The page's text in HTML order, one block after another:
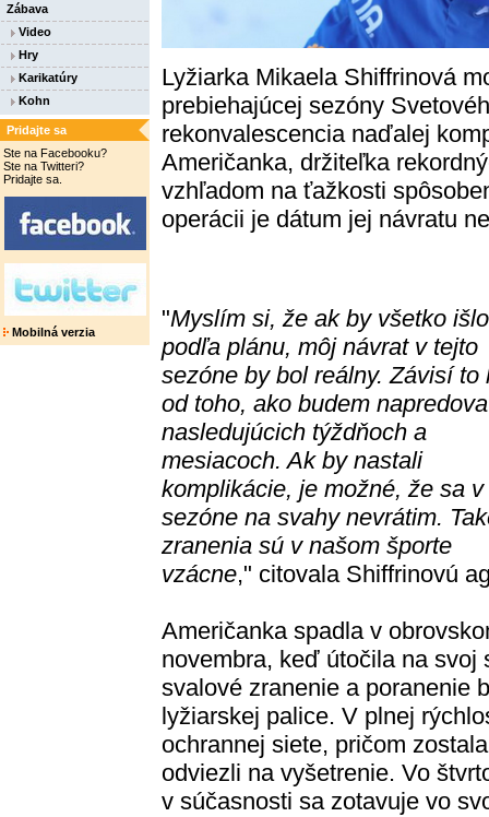
Zábava
Video
Hry
Karikatúry
Kohn
Pridajte sa
Ste na Facebooku?
Ste na Twitteri?
Pridajte sa.
Mobilná verzia
Lyžiarka Mikaela Shiffrinová
prebiehajúcej sezóny
rekonvalescencia naďalej
Američanka, držiteľka
vzhľadom na ťažkosti
operácii je dátum jej návratu
"Myslím si, že ak by všetko išlo
podľa plánu, môj návrat v tejto
sezóne by bol reálny. Závisí to
od toho, ako budem
nasledujúcich týždňoch a
mesiacoch. Ak by nastali
komplikácie, je možné, že sa
sezóne na svahy nevrátim.
zranenia sú v našom športe
vzácne," citovala Shiffrinovú
Američanka spadla v
novembra, keď útočila na svoj
svalové zranenie a poranenie
lyžiarskej palice. V plnej
ochrannej siete, pričom
odviezli na vyšetrenie. Vo
v súčasnosti sa zotavuje vo